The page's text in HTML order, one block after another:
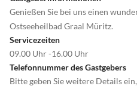
Genießen Sie bei uns einen
Ostseeheilbad Graal Müritz.
Servicezeiten
09.00 Uhr -16.00 Uhr
Telefonnummer des Gastgebers
Bitte geben Sie weitere Details